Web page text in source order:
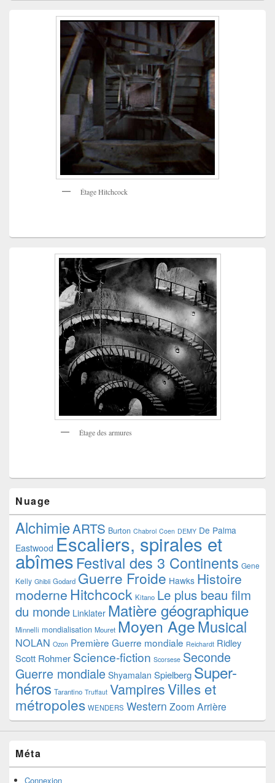
Étage Hitchcock
Étage des armures
Nuage
AlchimieARTS Burton Chabrol Coen DEMY De Palma
Eastwood Escaliers, spirales et
abîmes Festival des 3 Continents Gene
Kelly Ghibli Godard Guerre Froide Hawks Histoire
moderne Hitchcock Kitano Le plus beau film
du monde Linklater Matière géographique
Minnelli mondialisation Mouret Moyen AgeMusical
NOLAN Ozon Première Guerre mondiale Reichardt Ridley
Scott Rohmer Science-fiction Scorsese Seconde
Guerre mondiale Shyamalan Spielberg Super-
héros Tarantino Truffaut VampiresVilles et
métropoles WENDERS Western Zoom Arrière
Méta
Connexion